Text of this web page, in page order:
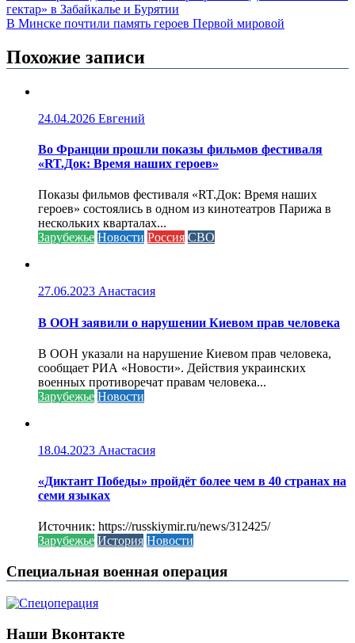
гектар» в Забайкалье и Бурятии
В Минске почтили память героев Первой мировой
Похожие записи
24.04.2026 Евгений
Во Франции прошли показы фильмов фестиваля
«RT.Док: Время наших героев»
Показы фильмов фестиваля «RT.Док: Время наших
героев» состоялись в одном из кинотеатров Парижа в
нескольких кварталах...
Зарубежье Новости Россия СВО
27.06.2023 Анастасия
В ООН заявили о нарушении Киевом прав человека
В ООН указали на нарушение Киевом прав человека,
сообщает РИА «Новости». Действия украинских
военных противоречат правам человека...
Зарубежье Новости
18.04.2023 Анастасия
«Диктант Победы» пройдёт более чем в 40 странах на
семи языках
Источник: https://russkiymir.ru/news/312425/
Зарубежье История Новости
Специальная военная операция
Наши Вконтакте